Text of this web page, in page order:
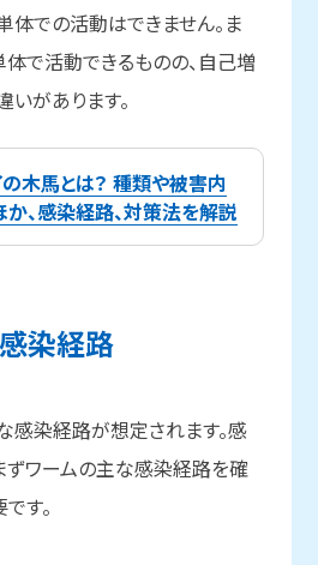
体での活動はできません。ま
体で活動できるものの、自己増
があります。
の木馬とは？ 種類や被害内
、感染経路、対策法を解説
染経路
感染経路が想定されます。感
ずワームの主な感染経路を確
す。